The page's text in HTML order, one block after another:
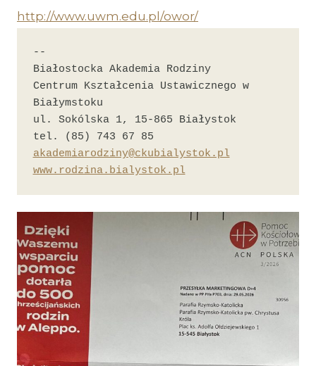
http://www.uwm.edu.pl/owor/
--
Białostocka Akademia Rodziny
Centrum Kształcenia Ustawicznego w
Białymstoku
ul. Sokólska 1, 15-865 Białystok
akademiarodziny@ckubialystok.pl
www.rodzina.bialystok.pl